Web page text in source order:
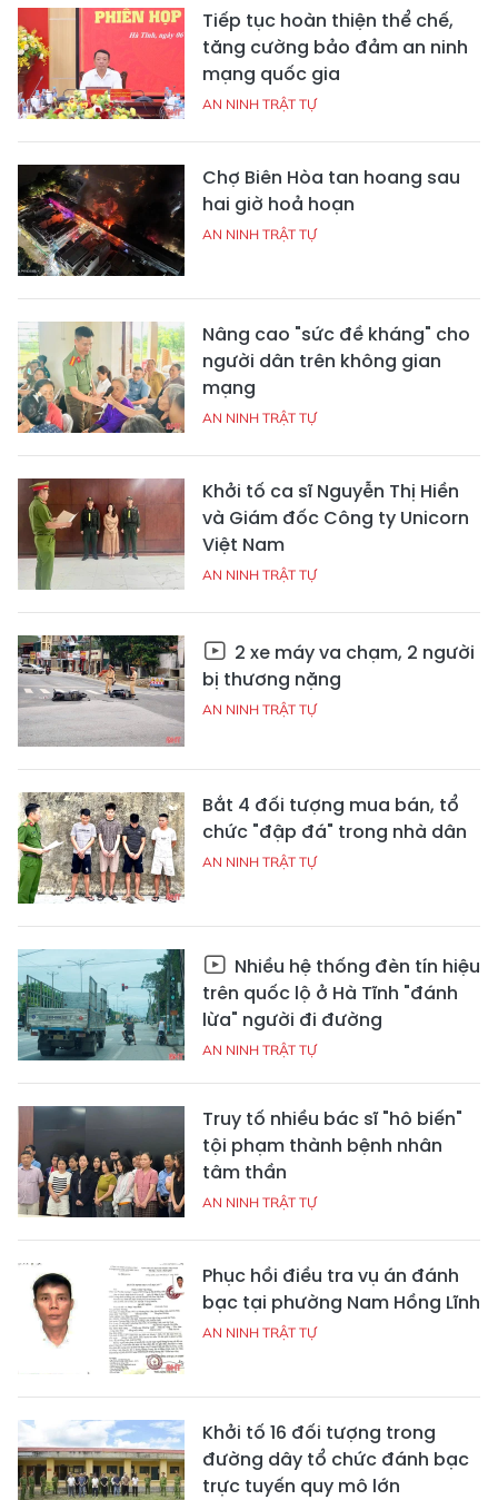
Tiếp tục hoàn thiện thể chế,
tăng cường bảo đảm an ninh
mạng quốc gia
AN NINH TRẬT TỰ
Chợ Biên Hòa tan hoang sau
hai giờ hoả hoạn
AN NINH TRẬT TỰ
Nâng cao "sức đề kháng" cho
người dân trên không gian
mạng
AN NINH TRẬT TỰ
Khởi tố ca sĩ Nguyễn Thị Hiền
và Giám đốc Công ty Unicorn
Việt Nam
AN NINH TRẬT TỰ
2 xe máy va chạm, 2 người
bị thương nặng
AN NINH TRẬT TỰ
Bắt 4 đối tượng mua bán, tổ
chức "đập đá" trong nhà dân
AN NINH TRẬT TỰ
Nhiều hệ thống đèn tín hiệu
trên quốc lộ ở Hà Tĩnh "đánh
lừa" người đi đường
AN NINH TRẬT TỰ
Truy tố nhiều bác sĩ "hô biến"
tội phạm thành bệnh nhân
tâm thần
AN NINH TRẬT TỰ
Phục hồi điều tra vụ án đánh
bạc tại phường Nam Hồng Lĩnh
AN NINH TRẬT TỰ
Khởi tố 16 đối tượng trong
đường dây tổ chức đánh bạc
trực tuyến quy mô lớn